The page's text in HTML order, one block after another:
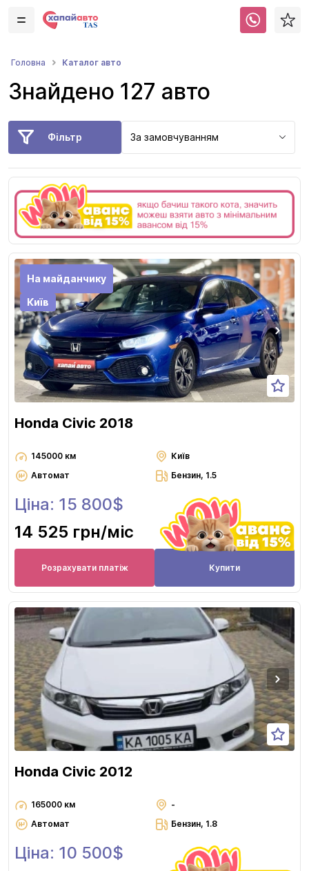
Головна Каталог авто
Знайдено 127 авто
Фільтр За замовчуванням
На майданчику
Київ
Honda Civic 2018
145000 км
Київ
Автомат
Бензин, 1.5
Ціна: 15 800$
14 525 грн/міс
Розрахувати платіж Купити
Honda Civic 2012
165000 км
-
Автомат
Бензин, 1.8
Ціна: 10 500$